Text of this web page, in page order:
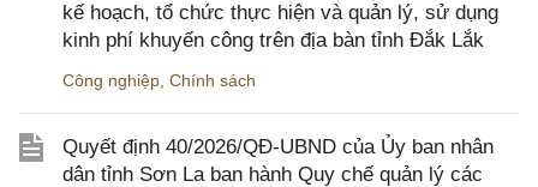
kế hoạch, tổ chức thực hiện và quản lý, sử dụng
kinh phí khuyến công trên địa bàn tỉnh Đắk Lắk
Công nghiệp Chính sách
Quyết định 40/2026/QĐ-UBND của Ủy ban nhân
dân tỉnh Sơn La ban hành Quy chế quản lý các